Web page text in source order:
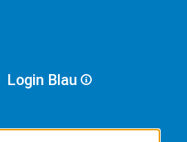
Login Blau